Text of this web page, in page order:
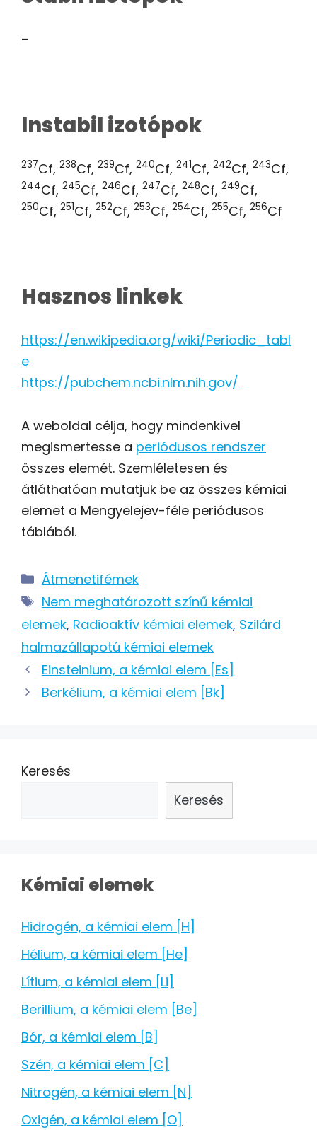
–
Instabil izotópok
237Cf, 238Cf, 239Cf, 240Cf, 241Cf, 242Cf, 243Cf,
244Cf, 245Cf, 246Cf, 247Cf, 248Cf, 249Cf,
250Cf, 251Cf, 252Cf, 253Cf, 254Cf, 255Cf, 256Cf
Hasznos linkek
https://en.wikipedia.org/wiki/Periodic_tabl
e
https://pubchem.ncbi.nlm.nih.gov/
A weboldal célja, hogy mindenkivel
megismertesse a periódusos rendszer
összes elemét. Szemléletesen és
átláthatóan mutatjuk be az összes kémiai
elemet a Mengyelejev-féle periódusos
táblából.
Kategória
Átmenetifémek
Címkék
Nem meghatározott színű kémiai
elemek, Radioaktív kémiai elemek, Szilárd
halmazállapotú kémiai elemek
Post
navigation
Einsteinium, a kémiai elem [Es]
Berkélium, a kémiai elem [Bk]
Keresés
Keresés
Kémiai elemek
Hidrogén, a kémiai elem [H]
Hélium, a kémiai elem [He]
Lítium, a kémiai elem [Li]
Berillium, a kémiai elem [Be]
Bór, a kémiai elem [B]
Szén, a kémiai elem [C]
Nitrogén, a kémiai elem [N]
Oxigén, a kémiai elem [O]